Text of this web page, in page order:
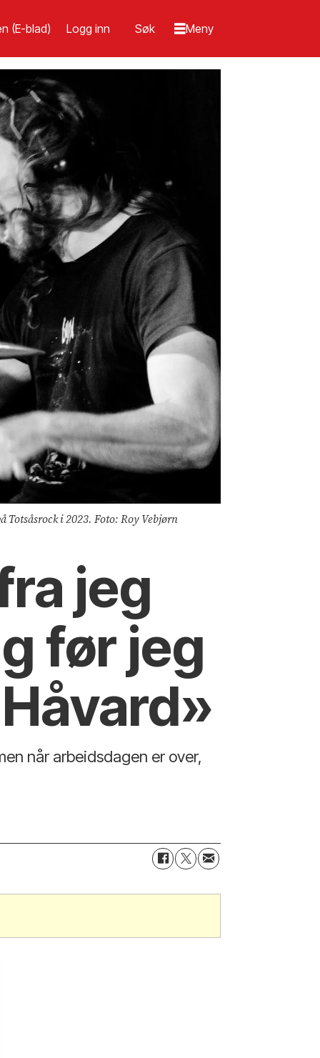
(E-blad) Logg inn
i 2023. Foto: Roy Vebjørn
jeg
før jeg
når arbeidsdagen er over,